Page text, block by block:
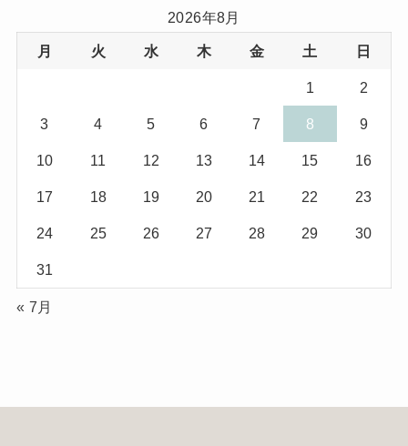
(3)
(10)
(2)
(4)
2026年8月
月 火 水 木 金 土 日
1 2
3 4 5 6 7 8 9
10 11 12 13 14 15 16
17 18 19 20 21 22 23
24 25 26 27 28 29 30
31
« 7月